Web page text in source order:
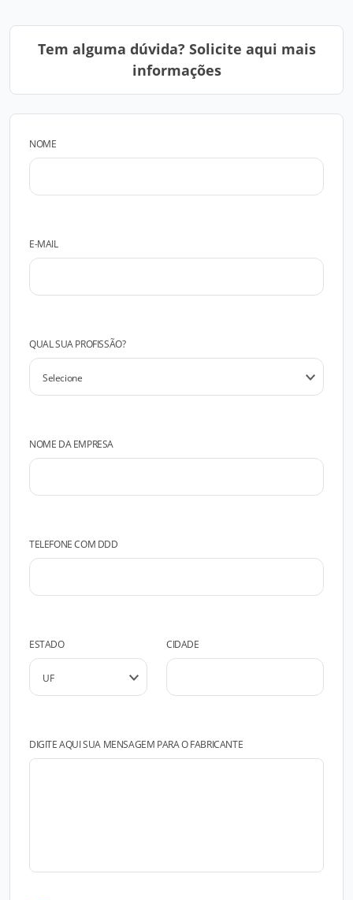
Tem alguma dúvida? Solicite aqui mais
informações
NOME
E-MAIL
QUAL SUA PROFISSÃO?
NOME DA EMPRESA
TELEFONE COM DDD
ESTADO CIDADE
DIGITE AQUI SUA MENSAGEM PARA O FABRICANTE